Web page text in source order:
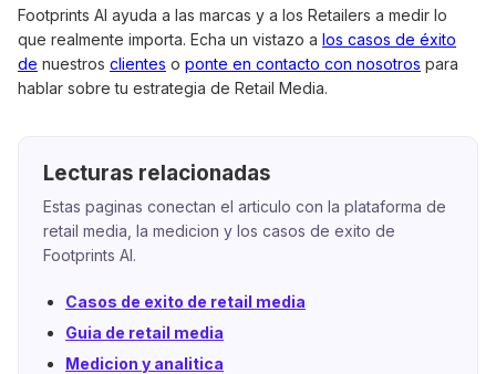
Footprints AI ayuda a las marcas y a los Retailers a medir lo
que realmente importa. Echa un vistazo a los casos de éxito
de nuestros clientes o ponte en contacto con nosotros para
hablar sobre tu estrategia de Retail Media.
Lecturas relacionadas
Estas paginas conectan el articulo con la plataforma de
retail media, la medicion y los casos de exito de
Footprints AI.
Casos de exito de retail media
Guia de retail media
Medicion y analitica